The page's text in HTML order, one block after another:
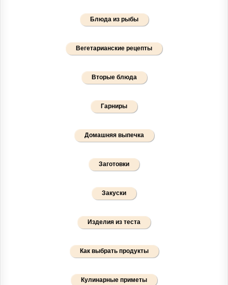
Блюда из рыбы
Вегетарианские рецепты
Вторые блюда
Гарниры
Домашняя выпечка
Заготовки
Закуски
Изделия из теста
Как выбрать продукты
Кулинарные приметы